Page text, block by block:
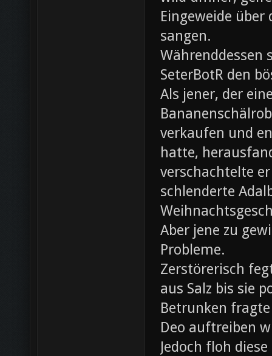
Eingeweide
sangen.
Währenddessen
SeterBotR den
Als jener, der
verkaufen und
hatte,
verschachtelte
schlenderte
Aber jene zu
Probleme.
Zerstörerisch
aus Salz bis sie
Betrunken
Deo auftreiben
Jedoch floh